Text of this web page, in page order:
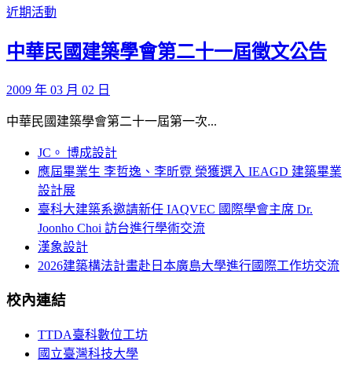
近期活動
中華民國建築學會第二十一屆徵文公告
2009 年 03 月 02 日
中華民國建築學會第二十一屆第一次...
JC。 博成設計
應屆畢業生 李哲逸、李昕霓 榮獲選入 IEAGD 建築畢業
設計展
臺科大建築系邀請新任 IAQVEC 國際學會主席 Dr.
Joonho Choi 訪台進行學術交流
漢象設計
2026建築構法計畫赴日本廣島大學進行國際工作坊交流
校內連結
TTDA臺科數位工坊
國立臺灣科技大學